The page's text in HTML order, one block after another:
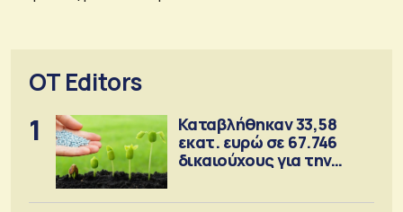
OT Editors
1
Καταβλήθηκαν 33,58
εκατ. ευρώ σε 67.746
δικαιούχους για την